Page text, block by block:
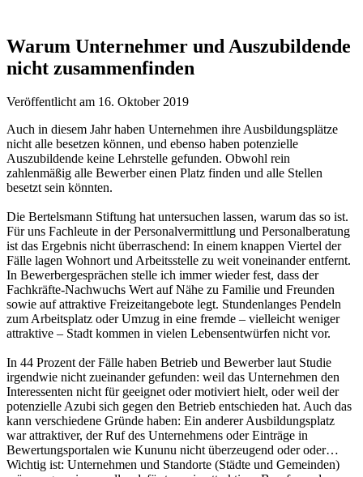
Warum Unternehmer und Auszubildende
nicht zusammenfinden
Veröffentlicht am 16. Oktober 2019
Auch in dies­em Jahr haben Unternehmen ihre Ausbildungsplätze
nicht alle besetzen können, und ebenso haben potenzielle
Auszubildende keine Lehrstelle gefunden. Obwohl rein
zahlenmäßig alle Bewerber einen Platz finden und alle Stellen
besetzt sein könnten.
Die Bertelsmann Stiftung hat untersuchen lassen, warum das so ist.
Für uns Fachleute in der Personalvermittlung und Personalberatung
ist das Ergebnis nicht überraschend: In einem knappen Viertel der
Fälle lagen Wohnort und Arbeitsstelle zu weit voneinander entfernt.
In Bewerbergesprächen stelle ich immer wieder fest, dass der
Fachkräfte-Nachwuchs Wert auf Nähe zu Familie und Freunden
sowie auf attraktive Freizeitangebote legt. Stundenlanges Pendeln
zum Arbeitsplatz oder Umzug in eine fremde – vielleicht weniger
attraktive – Stadt kommen in vielen Lebensentwürfen nicht vor.
In 44 Prozent der Fälle haben Betrieb und Bewerber laut Studie
irgendwie nicht zueinander gefunden: weil das Unternehmen den
Interessenten nicht für geeignet oder motiviert hielt, oder weil der
potenzielle Azubi sich gegen den Betrieb entschieden hat. Auch das
kann verschiedene Gründe haben: Ein anderer Ausbildungsplatz
war attraktiver, der Ruf des Unternehmens oder Einträge in
Bewertungsportalen wie Kununu nicht überzeugend oder oder…
Wichtig ist: Unternehmen und Standorte (Städte und Gemeinden)